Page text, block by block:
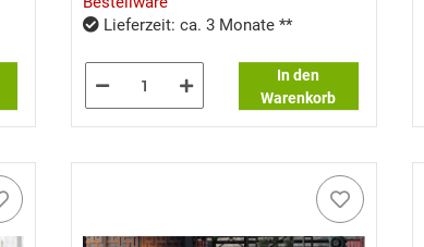
Lieferzeit: ca. 3 Monate **
In den
Warenkorb